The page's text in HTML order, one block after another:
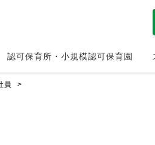
認可保育所・小規模認可保育園
員